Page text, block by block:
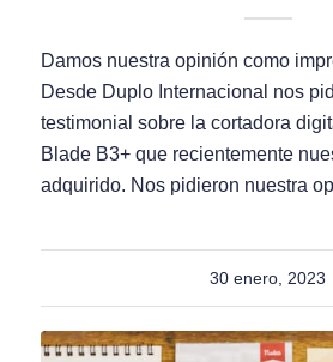
Damos nuestra opinión como
Desde Duplo Internacional nos
testimonial sobre la cortadora
Blade B3+ que recientemente
adquirido. Nos pidieron nuestra
30 enero, 2023